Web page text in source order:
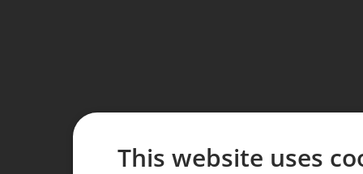
This website uses